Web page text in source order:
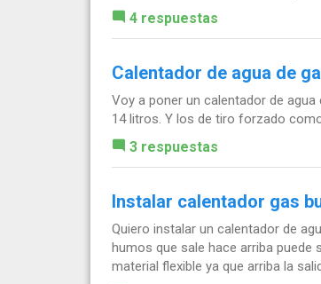
4 respuestas
Calentador de agua de
Voy a poner un calentador de
14 litros. Y los de tiro forzado
3 respuestas
Instalar calentador gas
Quiero instalar un calentador de
humos que sale hace arriba puede
material flexible ya que arriba la